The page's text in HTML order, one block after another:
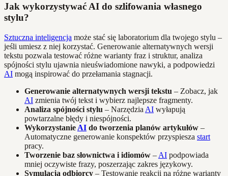
Jak wykorzystywać AI do szlifowania własnego
stylu?
Sztuczna inteligencja może stać się laboratorium dla twojego stylu –
jeśli umiesz z niej korzystać. Generowanie alternatywnych wersji
tekstu pozwala testować różne warianty fraz i struktur, analiza
spójności stylu ujawnia nieuświadomione nawyki, a podpowiedzi
AI mogą inspirować do przełamania stagnacji.
Generowanie alternatywnych wersji tekstu – Zobacz, jak
AI zmienia twój tekst i wybierz najlepsze fragmenty.
Analiza spójności stylu – Narzędzia AI wyłapują
powtarzalne błędy i niespójności.
Wykorzystanie AI do tworzenia planów artykułów –
Automatyczne generowanie konspektów przyspiesza start
pracy.
Tworzenie baz słownictwa i idiomów – AI podpowiada
mniej oczywiste frazy, poszerzając zakres językowy.
Symulacja odbiorcy – Testowanie reakcji na różne warianty